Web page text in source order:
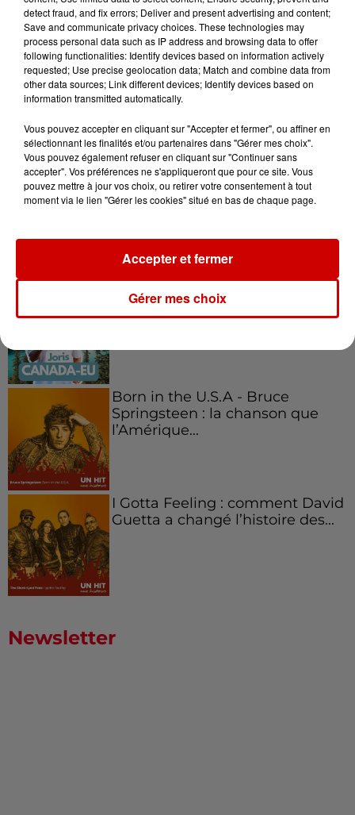
Destination Vacances - Gagnez
votre séjour en famille au cœur
de la...
Podcasts Voir plus
Kelly Massol, figure
emblématique de
Aménager un school bus au
Canada et accueillir les bleus à
Born in the U.S.A - Bruce
Springsteen : la chanson que
l’Amérique...
I Gotta Feeling : comment David
Guetta a changé l’histoire des...
Newsletter
detect fraud, and fix errors; Deliver and present advertising and content;
Save and communicate privacy choices. These technologies may
process personal data such as IP address and browsing data to offer
following functionalities: Identify devices based on information actively
requested; Use precise geolocation data; Match and combine data from
other data sources; Link different devices; Identify devices based on
information transmitted automatically.
Vous pouvez accepter en cliquant sur "Accepter et fermer", ou affiner en
sélectionnant les finalités et/ou partenaires dans "Gérer mes choix".
Vous pouvez également refuser en cliquant sur "Continuer sans
accepter". Vos préférences ne s'appliqueront que pour ce site. Vous
pouvez mettre à jour vos choix, ou retirer votre consentement à tout
moment via le lien "Gérer les cookies" situé en bas de chaque page.
Gérer mes choix
Accepter et fermer